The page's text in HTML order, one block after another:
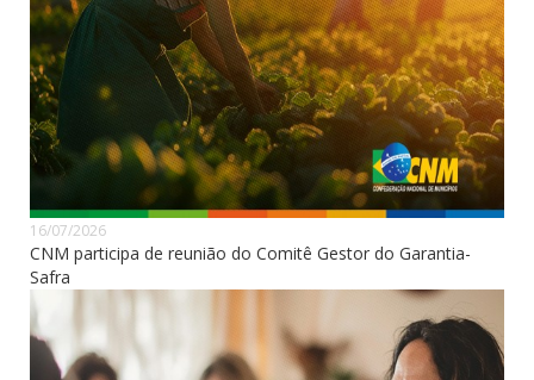
16/07/2026
CNM participa de reunião do Comitê Gestor do Garantia-
Safra